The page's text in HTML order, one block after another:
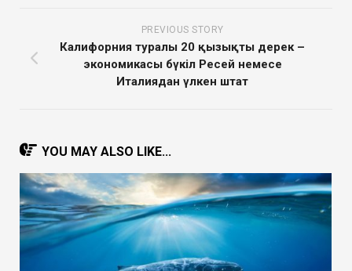
PREVIOUS STORY
Калифорния туралы 20 қызықты дерек –
экономикасы бүкіл Ресей немесе
Италиядан үлкен штат
YOU MAY ALSO LIKE...